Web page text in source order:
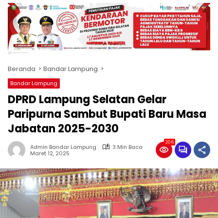
produk
antara
lain
mampu
menjadi
komunikasi
usaha
(beriklan),
fokus
pada
pemberitaan
nasional
maupun
international,
lokal
dan
dinamis,
memiliki
kisaran
Beranda Bandar Lampung
Bandar Lampung
DPRD Lampung Selatan Gelar
Paripurna Sambut Bupati Baru Masa
Jabatan 2025-2030
Admin Bandar Lampung
3 Min Baca
Maret 12, 2025
206